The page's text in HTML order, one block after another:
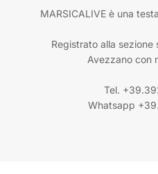
MARSICALIVE è una
Registrato alla
Avezzano con
Tel.
Whatsapp